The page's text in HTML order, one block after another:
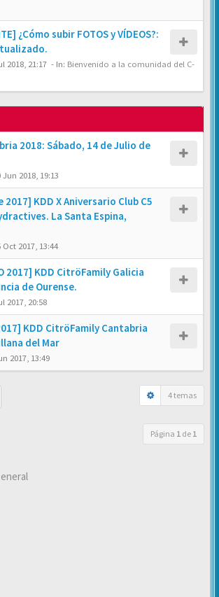
¿Cómo subir FOTOS y VÍDEOS?:
2018, 21:17 - In: Bienvenido a la comunidad del C-
2018: Sábado, 14 de Julio de
Jun 2018, 19:13
2017] KDD X Aniversario Club C5
La Santa Espina,
Oct 2017, 13:44
2017] KDD CitröFamily Galicia
de Ourense.
2017, 20:58
KDD CitröFamily Cantabria
del Mar
2017, 13:49
4 temas
Página 1 de 1